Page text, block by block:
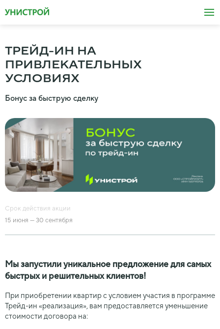
ТРЕЙД-ИН НА
ПРИВЛЕКАТЕЛЬНЫХ
УСЛОВИЯХ
Бонус за быструю сделку
Срок действия акции
15 июня —30 сентября
Мы запустили уникальное предложение для самых
быстрых и решительных клиентов!
При приобретении квартир с условием участия в программе
Трейд-ин «реализация», вам предоставляется уменьшение
стоимости договора на: